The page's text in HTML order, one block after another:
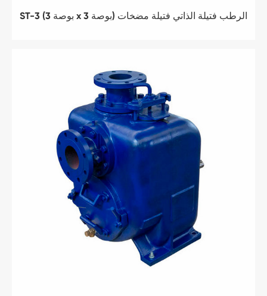
ST-3 (3 بوصة x 3 بوصة) الرطب فتيلة الذاتي فتيلة مضخات